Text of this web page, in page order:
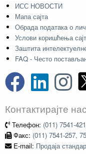
ИСС НОВОСТИ
Мапа сајта
Обрада података о
Услови коришћења
Заштита
FAQ - Често
Контактирајте нас
Телефон: (011) 7541-
Факс: (011) 7541-257,
E-mail: Продаја